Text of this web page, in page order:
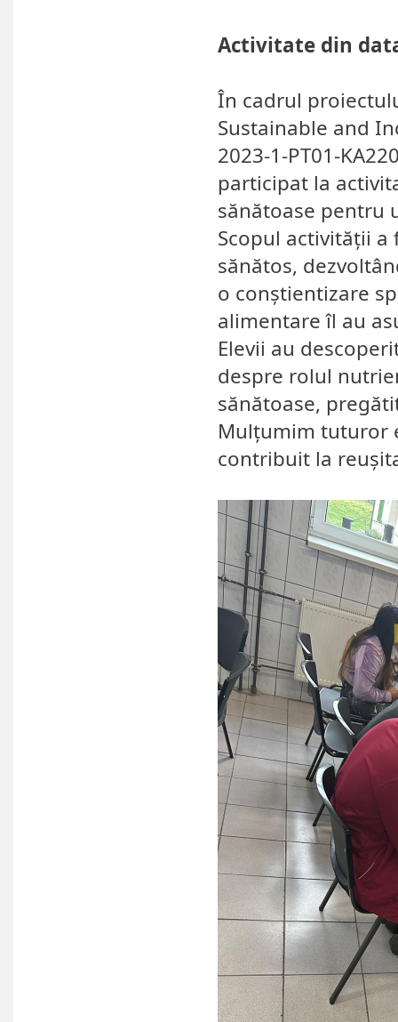
Activitate din
În cadrul
Sustainable and
2023-1-PT01-
participat la
sănătoase pentru
Scopul activității
sănătos,
o conștientizare
alimentare îl au
Elevii au
despre rolul
sănătoase,
Mulțumim tuturor
contribuit la